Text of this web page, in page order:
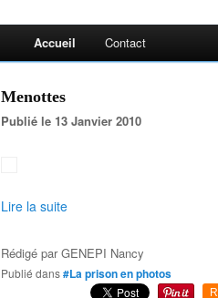
Accueil Contact
Menottes
Publié le 13 Janvier 2010
Lire la suite
Rédigé parGENEPI Nancy
Publié dans#La prison en photos